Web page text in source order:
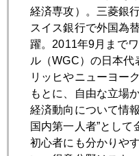
2019年11月25日
１０００人のゴールド・
2019年11月22日
渋野日向子プロに見る女
2019年11月21日
経済専攻）。三菱銀
スイス銀行で外国為
躍。2011年9月まで
ル（WGC）の日本
リッヒやニューヨー
もとに、自由な立場
経済動向について情
国内第一人者”とし
初心者にも分かりや